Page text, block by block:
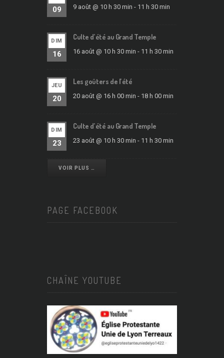
09 9 août @ 10 h 30 min - 11 h 30 min
DIM
16
Culte d’été au Grand Temple
16 août @ 10 h 30 min - 11 h 30 min
JEU
20
Les goûters de l’été
20 août @ 16 h 00 min - 18 h 00 min
DIM
23
Culte d’été au Grand Temple
23 août @ 10 h 30 min - 11 h 30 min
VOIR PLUS …
PAGE FACEBOOK
CHAÎNE YOUTUBE